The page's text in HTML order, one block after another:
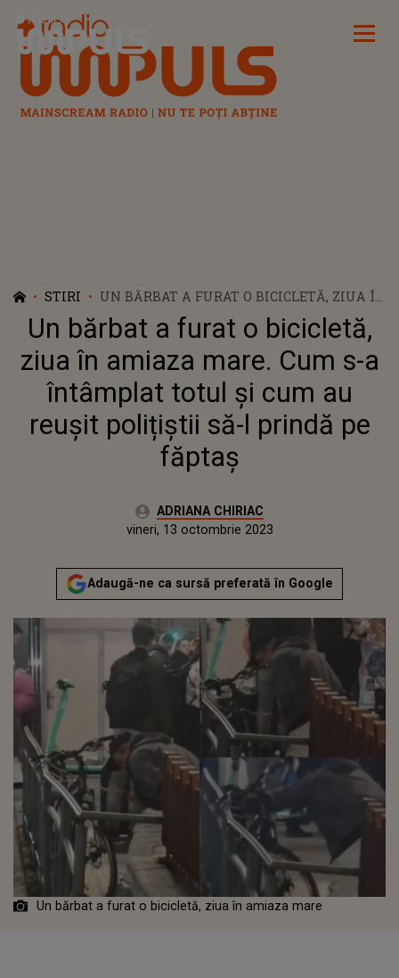
Radio Impuls
STIRI
UN BĂRBAT A FURAT O BICICLETĂ, ZIUA ÎN
AMIAZA MARE. CUM S-A ÎNTÂMPLAT
TOTUL ȘI CUM AU REUȘIT POLIȚIȘTII SĂ-L
PRINDĂ PE FĂPTAȘ
Un bărbat a furat o bicicletă,
ziua în amiaza mare. Cum s-a
întâmplat totul și cum au
reușit polițiștii să-l prindă pe
făptaș
Autor:ADRIANA CHIRIAC
joi, 13 octombrie 2022Actualizat:
vineri, 13 octombrie 2023
Adaugă-ne ca sursă preferată în Google
Un bărbat a furat o bicicletă, ziua în amiaza mare